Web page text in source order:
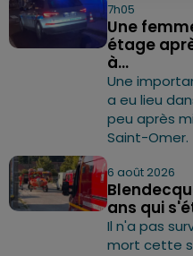
7h05
Une
étage
à...
Une
a eu lieu
peu après
Saint-Omer.
6 août 2026
ans qui
Il n'a pas
mort cette